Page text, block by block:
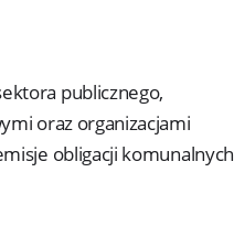
publicznego,
oraz organizacjami
obligacji komunalnych